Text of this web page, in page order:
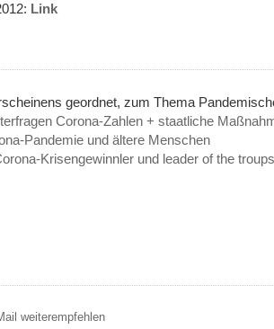
Link
geordnet, zum Thema
Corona-Zahlen + staatliche
Pandemie und ältere Menschen
Krisengewinnler und leader of the troups
weiterempfehlen